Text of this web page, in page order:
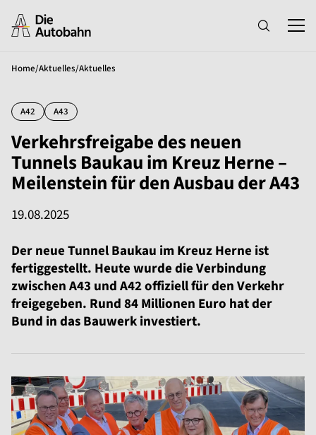
Home/Aktuelles/Aktuelles
A42 A43
Verkehrsfreigabe des neuen
Tunnels Baukau im Kreuz Herne –
Meilenstein für den Ausbau der A43
19.08.2025
Der neue Tunnel Baukau im Kreuz Herne ist
fertiggestellt. Heute wurde die Verbindung
zwischen A43 und A42 offiziell für den Verkehr
freigegeben. Rund 84 Millionen Euro hat der
Bund in das Bauwerk investiert.